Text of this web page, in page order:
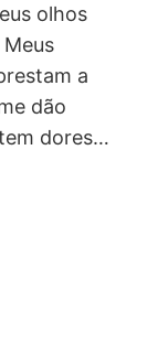
olhos
a
dão
dores…